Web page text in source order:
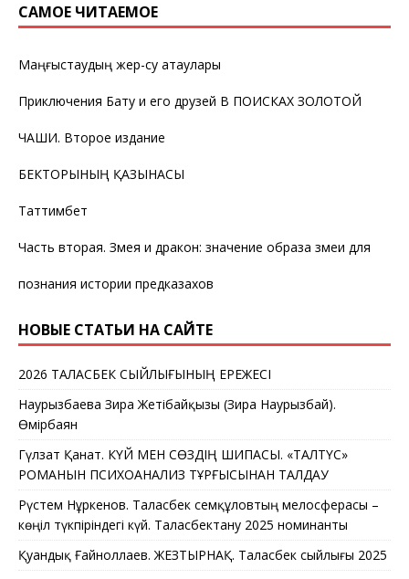
САМОЕ ЧИТАЕМОЕ
Маңғыстаудың жер-су атаулары
Приключения Бату и его друзей В ПОИСКАХ ЗОЛОТОЙ
ЧАШИ. Второе издание
БЕКТОРЫНЫҢ ҚАЗЫНАСЫ
Таттимбет
Часть вторая. Змея и дракон: значение образа змеи для
познания истории предказахов
НОВЫЕ СТАТЬИ НА САЙТЕ
2026 ТАЛАСБЕК СЫЙЛЫҒЫНЫҢ ЕРЕЖЕСІ
Наурызбаева Зира Жетібайқызы (Зира Наурызбай).
Өмірбаян
Гүлзат Қанат. КҮЙ МЕН СӨЗДІҢ ШИПАСЫ. «ТАЛТҮС»
РОМАНЫН ПСИХОАНАЛИЗ ТҰРҒЫСЫНАН ТАЛДАУ
Рүстем Нұркенов. Таласбек Әсемқұловтың мелосферасы –
көңіл түкпіріндегі күй. Таласбектану 2025 номинанты
Қуандық Ғайноллаев. ЖЕЗТЫРНАҚ. Таласбек сыйлығы 2025